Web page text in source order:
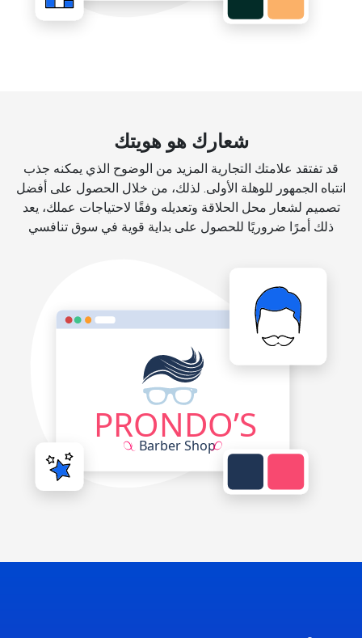
شعارك هو هويتك
قد تفتقد علامتك التجارية المزيد من الوضوح الذي يمكنه جذب
انتباه الجمهور للوهلة الأولى. لذلك، من خلال الحصول على أفضل
تصميم لشعار محل الحلاقة وتعديله وفقًا لاحتياجات عملك، يعد
ذلك أمرًا ضروريًا للحصول على بداية قوية في سوق تنافسي